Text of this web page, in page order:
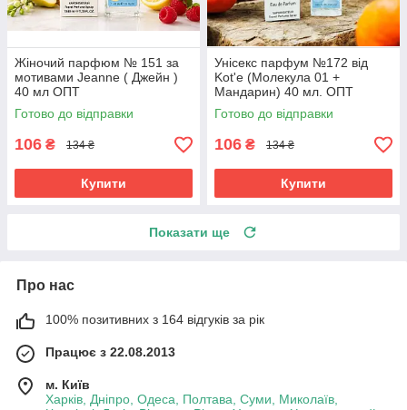
Жіночий парфюм № 151 за
мотивами Jeanne ( Джейн )
40 мл ОПТ
Готово до відправки
106 ₴ 134 ₴
Купити
Унісекс парфум №172 від
Kot'e (Молекула 01 +
Мандарин) 40 мл. ОПТ
Готово до відправки
106 ₴ 134 ₴
Купити
Показати ще
Про нас
100% позитивних з 164 відгуків за рік
Працює з 22.08.2013
м. Київ
Харків, Дніпро, Одеса, Полтава, Суми, Миколаїв,